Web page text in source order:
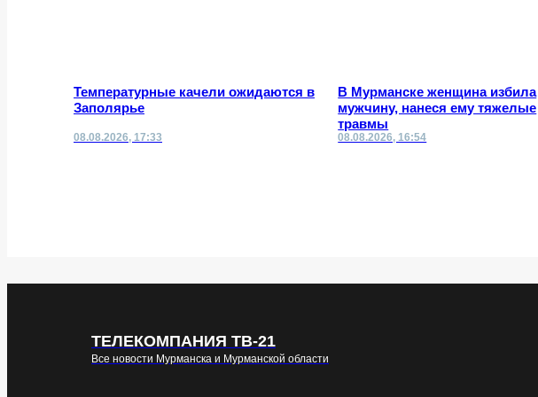
Температурные качели ожидаются в
Заполярье
08.08.2026, 17:33
В Мурманске женщина избила
мужчину, нанеся ему тяжелые
травмы
08.08.2026, 16:54
ТЕЛЕКОМПАНИЯ ТВ-21
Все новости Мурманска и Мурманской области